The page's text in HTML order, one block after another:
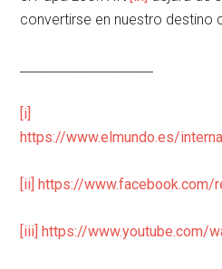
convertirse en nuestro destino
[i]
https://www.elmundo.es/
[ii] https://www.facebook.com/
[iii] https://www.youtube.com/